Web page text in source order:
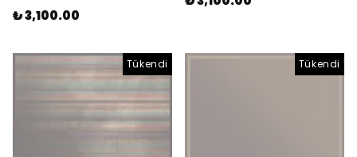
₺ 3,100.00
Tükendi Tükendi